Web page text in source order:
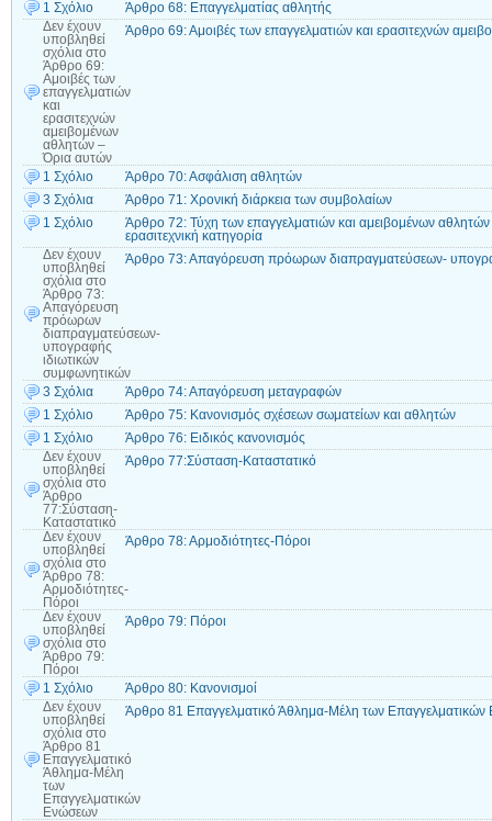
1 Σχόλιο
Άρθρο 68: Επαγγελματίας αθλητής
Δεν έχουν
υποβληθεί
σχόλια στο
Άρθρο 69:
Αμοιβές των
επαγγελματιών
και
ερασιτεχνών
αμειβομένων
αθλητών –
Όρια αυτών
Άρθρο 69: Αμοιβές των επαγγελματιών και ερασιτεχνών
1 Σχόλιο
Άρθρο 70: Ασφάλιση αθλητών
3 Σχόλια
Άρθρο 71: Χρονική διάρκεια των συμβολαίων
1 Σχόλιο
Άρθρο 72: Τύχη των επαγγελματιών και αμειβομένων
ερασιτεχνική κατηγορία
Δεν έχουν
υποβληθεί
σχόλια στο
Άρθρο 73:
Απαγόρευση
πρόωρων
διαπραγματεύσεων-
υπογραφής
ιδιωτικών
συμφωνητικών
Άρθρο 73: Απαγόρευση πρόωρων διαπραγματεύσεων-
3 Σχόλια
Άρθρο 74: Απαγόρευση μεταγραφών
1 Σχόλιο
Άρθρο 75: Κανονισμός σχέσεων σωματείων και αθλητών
1 Σχόλιο
Άρθρο 76: Ειδικός κανονισμός
Δεν έχουν
υποβληθεί
σχόλια στο
Άρθρο
77:Σύσταση-
Καταστατικό
Άρθρο 77:Σύσταση-Καταστατικό
Δεν έχουν
υποβληθεί
σχόλια στο
Άρθρο 78:
Αρμοδιότητες-
Πόροι
Άρθρο 78: Αρμοδιότητες-Πόροι
Δεν έχουν
υποβληθεί
σχόλια στο
Άρθρο 79:
Πόροι
Άρθρο 79: Πόροι
1 Σχόλιο
Άρθρο 80: Κανονισμοί
Δεν έχουν
υποβληθεί
σχόλια στο
Άρθρο 81
Επαγγελματικό
Άθλημα-Μέλη
των
Επαγγελματικών
Ενώσεων
Άρθρο 81 Επαγγελματικό Άθλημα-Μέλη των